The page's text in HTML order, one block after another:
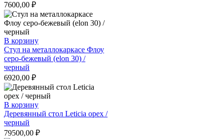
7600,00 ₽
В корзину
Стул на металлокаркасе Флоу
серо-бежевый (elon 30) /
черный
6920,00 ₽
В корзину
Деревянный стол Leticia орех /
черный
79500,00 ₽